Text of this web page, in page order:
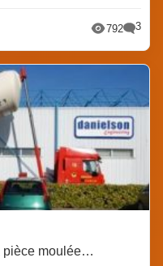
792 3
pièce moulée…